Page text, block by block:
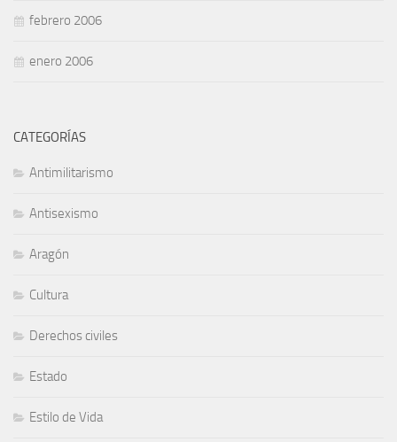
febrero 2006
enero 2006
CATEGORÍAS
Antimilitarismo
Antisexismo
Aragón
Cultura
Derechos civiles
Estado
Estilo de Vida